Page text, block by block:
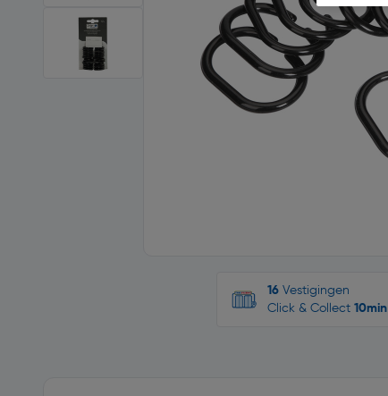
16 Vestigingen
Click & Collect 10min